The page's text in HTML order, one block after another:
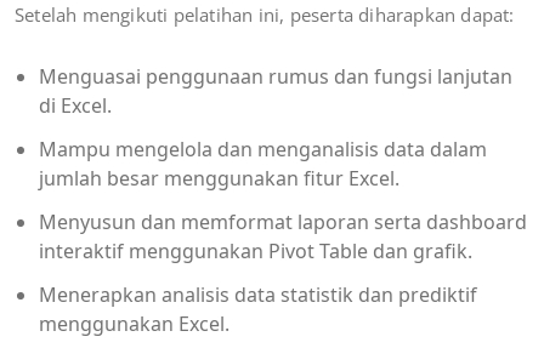
Setelah mengikuti pelatihan ini, peserta diharapkan dapat:
Menguasai penggunaan rumus dan fungsi lanjutan
di Excel.
Mampu mengelola dan menganalisis data dalam
jumlah besar menggunakan fitur Excel.
Menyusun dan memformat laporan serta dashboard
interaktif menggunakan Pivot Table dan grafik.
Menerapkan analisis data statistik dan prediktif
menggunakan Excel.